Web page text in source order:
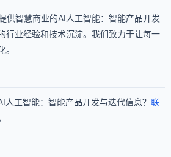
供智慧商业的AI人工智能：智能产品开发
行业经验和技术沉淀。我们致力于让每一
人工智能：智能产品开发与迭代信息？ 联